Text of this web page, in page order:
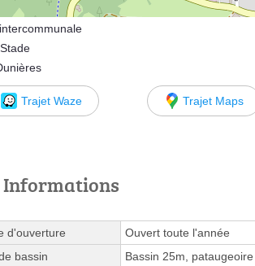
Trajet Waze Trajet Maps
Informations
d'ouverture
Ouvert toute l'année
bassin
Bassin 25m, pataugeoire